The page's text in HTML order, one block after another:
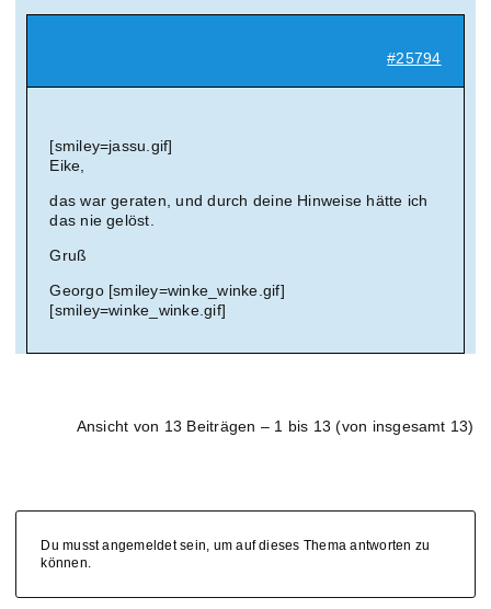
#25794
[smiley=jassu.gif]
Eike,
das war geraten, und durch deine Hinweise hätte ich
das nie gelöst.
Gruß
Georgo [smiley=winke_winke.gif]
[smiley=winke_winke.gif]
Ansicht von 13 Beiträgen – 1 bis 13 (von insgesamt 13)
Du musst angemeldet sein, um auf dieses Thema antworten zu
können.